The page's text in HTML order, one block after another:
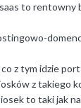
to rentowny
z tym idzie
z takiego
to taki jak